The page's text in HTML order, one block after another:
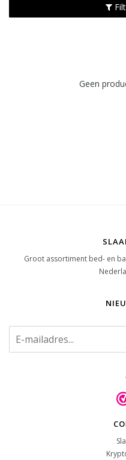
Geen
Groot assortiment bed- en